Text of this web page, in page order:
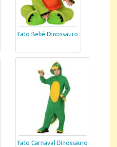
Fato Bebé Dinossauro
Fato Carnaval Dinossauro